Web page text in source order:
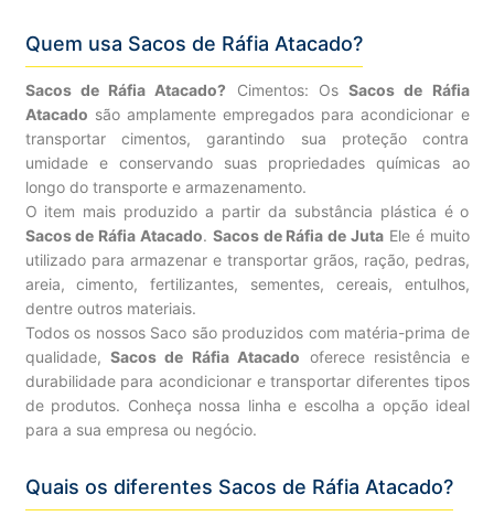
Quem usa Sacos de Ráfia Atacado?
Sacos de Ráfia Atacado? Cimentos: Os Sacos de Ráfia
Atacado são amplamente empregados para acondicionar e
transportar cimentos, garantindo sua proteção contra
umidade e conservando suas propriedades químicas ao
longo do transporte e armazenamento.
O item mais produzido a partir da substância plástica é o
Sacos de Ráfia Atacado. Sacos de Ráfia de Juta Ele é muito
utilizado para armazenar e transportar grãos, ração, pedras,
areia, cimento, fertilizantes, sementes, cereais, entulhos,
dentre outros materiais.
Todos os nossos Saco são produzidos com matéria-prima de
qualidade, Sacos de Ráfia Atacado oferece resistência e
durabilidade para acondicionar e transportar diferentes tipos
de produtos. Conheça nossa linha e escolha a opção ideal
para a sua empresa ou negócio.
Quais os diferentes Sacos de Ráfia Atacado?